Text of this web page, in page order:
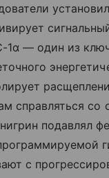
1α — один из
справляться со
подавлял
с